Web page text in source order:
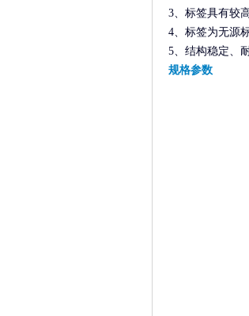
3、标签具有较
4、标签为无源
5、结构稳定、
规格参数